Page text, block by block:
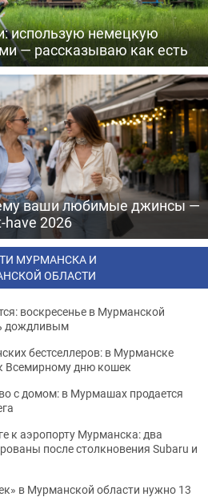
использую немецкую
— рассказываю как есть
ваши любимые джинсы —
have 2026
МУРМАНСКА И
ОБЛАСТИ
воскресенье в Мурманской
дождливым
бестселлеров: в Мурманске
Всемирному дню кошек
с домом: в Мурмашах продается
к аэропорту Мурманска: два
после столкновения Subaru и
в Мурманской области нужно 13